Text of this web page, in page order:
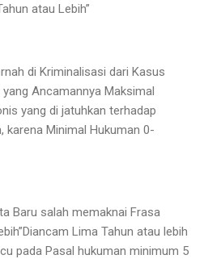
atau Lebih”
di Kriminalisasi dari Kasus
Ancamannya Maksimal
yang di jatuhkan terhadap
karena Minimal Hukuman 0-
Baru salah memaknai Frasa
Lima Tahun atau lebih
pada Pasal hukuman minimum 5